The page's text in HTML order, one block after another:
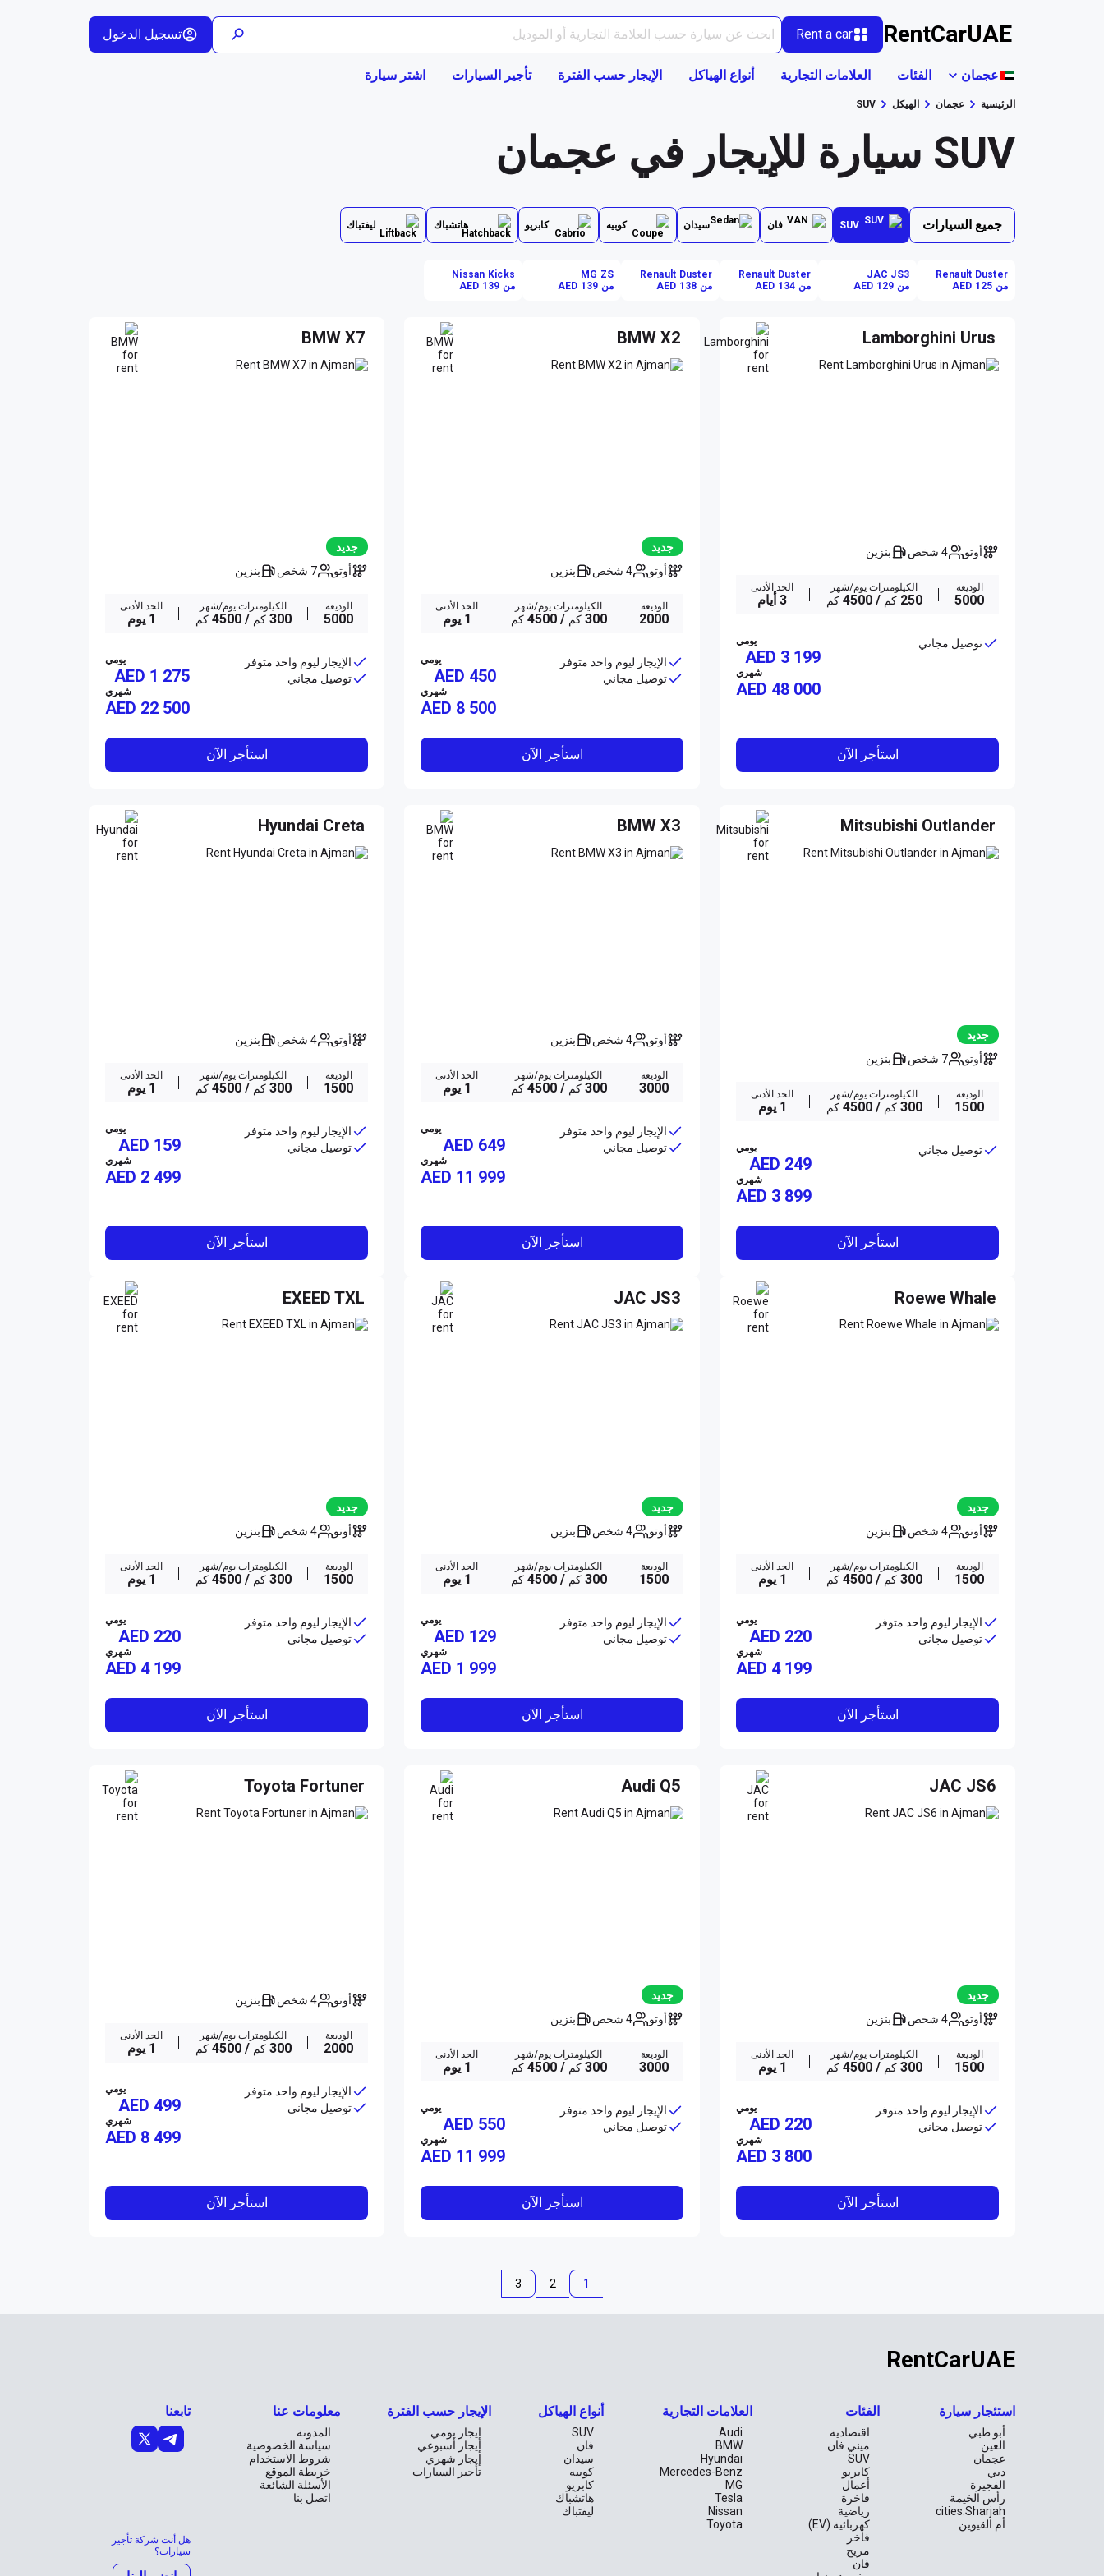
RentCarUAE
Rent a car تسجيل الدخول
عجمان الفئات العلامات التجارية أنواع الهياكل الإيجار حسب الفترة تأجير السيارات اشتر سيارة
الرئيسية عجمان الهيكل SUV
SUV سيارة للإيجار في عجمان
جميع السيارات SUV فان سيدان كوبيه كابريو هاتشباك ليفتباك
Renault Duster
من AED 125
JAC JS3
من AED 129
Renault Duster
من AED 134
Renault Duster
من AED 138
MG ZS
من AED 139
Nissan Kicks
من AED 139
Lamborghini Urus
أوتو 4 شخص بنزين
الوديعة
5000
الكيلومترات يوم/شهر
250 كم / 4500 كم
الحد الأدنى
3 أيام
توصيل مجاني يومي
AED 3 199
شهري
AED 48 000
استأجر الآن
BMW X2
جديد
أوتو
4 شخص بنزين
الوديعة
2000
الكيلومترات يوم/شهر
300 كم / 4500 كم
الحد الأدنى
1 يوم
الإيجار ليوم واحد متوفر
توصيل مجاني
يومي
AED 450
شهري
AED 8 500
استأجر الآن
BMW X7
جديد
أوتو
7 شخص بنزين
الوديعة
5000
الكيلومترات يوم/شهر
300 كم / 4500 كم
الحد الأدنى
1 يوم
الإيجار ليوم واحد متوفر
توصيل مجاني
يومي
AED 1 275
شهري
AED 22 500
استأجر الآن
Mitsubishi Outlander
جديد
أوتو
7 شخص بنزين
الوديعة
1500
الكيلومترات يوم/شهر
300 كم / 4500 كم
الحد الأدنى
1 يوم
توصيل مجاني يومي
AED 249
شهري
AED 3 899
استأجر الآن
BMW X3
أوتو 4 شخص بنزين
الوديعة
3000
الكيلومترات يوم/شهر
300 كم / 4500 كم
الحد الأدنى
1 يوم
الإيجار ليوم واحد متوفر
توصيل مجاني
يومي
AED 649
شهري
AED 11 999
استأجر الآن
Hyundai Creta
أوتو 4 شخص بنزين
الوديعة
1500
الكيلومترات يوم/شهر
300 كم / 4500 كم
الحد الأدنى
1 يوم
الإيجار ليوم واحد متوفر
توصيل مجاني
يومي
AED 159
شهري
AED 2 499
استأجر الآن
Roewe Whale
جديد
أوتو
4 شخص بنزين
الوديعة
1500
الكيلومترات يوم/شهر
300 كم / 4500 كم
الحد الأدنى
1 يوم
الإيجار ليوم واحد متوفر
توصيل مجاني
يومي
AED 220
شهري
AED 4 199
استأجر الآن
JAC JS3
جديد
أوتو
4 شخص بنزين
الوديعة
1500
الكيلومترات يوم/شهر
300 كم / 4500 كم
الحد الأدنى
1 يوم
الإيجار ليوم واحد متوفر
توصيل مجاني
يومي
AED 129
شهري
AED 1 999
استأجر الآن
EXEED TXL
جديد
أوتو
4 شخص بنزين
الوديعة
1500
الكيلومترات يوم/شهر
300 كم / 4500 كم
الحد الأدنى
1 يوم
الإيجار ليوم واحد متوفر
توصيل مجاني
يومي
AED 220
شهري
AED 4 199
استأجر الآن
JAC JS6
جديد
أوتو
4 شخص بنزين
الوديعة
1500
الكيلومترات يوم/شهر
300 كم / 4500 كم
الحد الأدنى
1 يوم
الإيجار ليوم واحد متوفر
توصيل مجاني
يومي
AED 220
شهري
AED 3 800
استأجر الآن
Audi Q5
جديد
أوتو
4 شخص بنزين
الوديعة
3000
الكيلومترات يوم/شهر
300 كم / 4500 كم
الحد الأدنى
1 يوم
الإيجار ليوم واحد متوفر
توصيل مجاني
يومي
AED 550
شهري
AED 11 999
استأجر الآن
Toyota Fortuner
أوتو 4 شخص بنزين
الوديعة
2000
الكيلومترات يوم/شهر
300 كم / 4500 كم
الحد الأدنى
1 يوم
الإيجار ليوم واحد متوفر
توصيل مجاني
يومي
AED 499
شهري
AED 8 499
استأجر الآن
1
2
3
RentCarUAE
استئجار سيارة
أبو ظبي
العين
عجمان
دبي
الفجيرة
رأس الخيمة
cities.Sharjah
أم القيوين
الفئات
اقتصادية
ميني فان
SUV
كابريو
أعمال
فاخرة
رياضية
كهربائية (EV)
فاخر
مريح
فان
العلامات التجارية
Audi
BMW
Hyundai
Mercedes-Benz
MG
Tesla
Nissan
Toyota
أنواع الهياكل
SUV
فان
سيدان
كوبيه
كابريو
هاتشباك
ليفتباك
الإيجار حسب الفترة
إيجار يومي
إيجار أسبوعي
إيجار شهري
تأجير السيارات
معلومات عنا
المدونة
سياسة الخصوصية
شروط الاستخدام
خريطة الموقع
الأسئلة الشائعة
اتصل بنا
تابعنا
هل أنت شركة تأجير
سيارات؟